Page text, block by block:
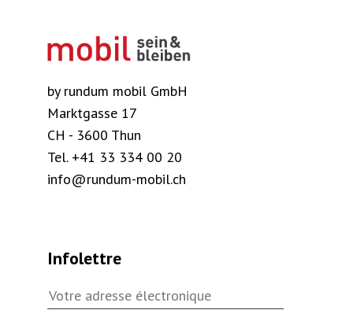
by rundum mobil GmbH
Marktgasse 17
CH - 3600 Thun
Tel. +41 33 334 00 20
info@rundum-mobil.ch
Infolettre